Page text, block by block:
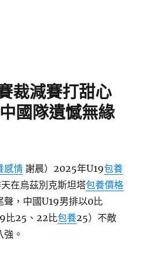
裁減賽打甜心
國隊遺憾無緣
感情 謝晨）2025年U19包養
在烏茲別克斯坦塔包養價格
聲，中國U19男排以0比
比25、22比包養25）不敵
強。